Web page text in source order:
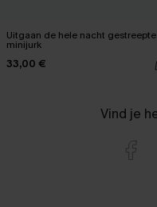
Uitgaan de hele nacht gestreepte
minijurk
33,00 €
Vind je